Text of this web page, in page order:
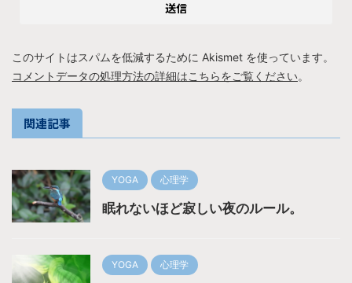
このサイトはスパムを低減するために Akismet を使っています。
コメントデータの処理方法の詳細はこちらをご覧ください。
関連記事
YOGA 心理学
眠れないほど寂しい夜のルール。
YOGA 心理学